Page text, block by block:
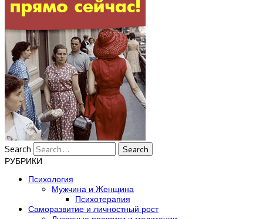
Search
РУБРИКИ
Психология
Мужчина и Женщина
Психотерапия
Саморазвитие и личностный рост